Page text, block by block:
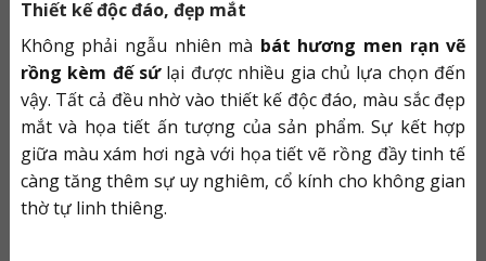
Thiết kế độc đáo, đẹp mắt
Không phải ngẫu nhiên mà bát hương men rạn vẽ
rồng kèm đế sứlại được nhiều gia chủ lựa chọn đến
vậy. Tất cả đều nhờ vào thiết kế độc đáo, màu sắc đẹp
mắt và họa tiết ấn tượng của sản phẩm. Sự kết hợp
giữa màu xám hơi ngà với họa tiết vẽ rồng đầy tinh tế
càng tăng thêm sự uy nghiêm, cổ kính cho không gian
thờ tự linh thiêng.